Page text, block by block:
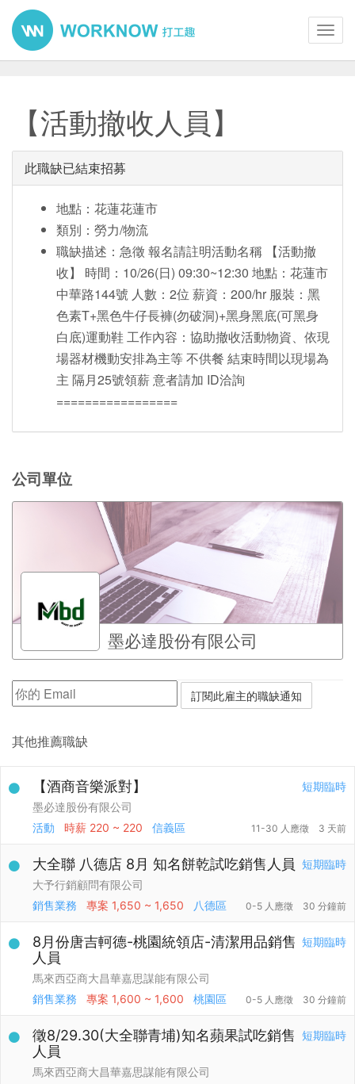
【活動撤收人員】
此職缺已結束招募
地點：花蓮花蓮市
類別：勞力/物流
職缺描述：急徵 報名請註明活動名稱 【活動撤
收】 時間：10/26(日) 09:30~12:30 地點：花蓮市
中華路144號 人數：2位 薪資：200/hr 服裝：黑
色素T+黑色牛仔長褲(勿破洞)+黑身黑底(可黑身
白底)運動鞋 工作內容：協助撤收活動物資、依現
場器材機動安排為主等 不供餐 結束時間以現場為
主 隔月25號領薪 意者請加 ID洽詢
=================
公司單位
墨必達股份有限公司
其他推薦職缺
短期臨時
【酒商音樂派對】
墨必達股份有限公司
活動
時薪 220 ~ 220 信義區 11-30 人應徵 3 天前
短期臨時
大全聯 八德店 8月 知名餅乾試吃銷售人員
大予行銷顧問有限公司
銷售業務
專案 1,650 ~ 1,650 八德區 0-5 人應徵 30 分鐘前
短期臨時
8月份唐吉軻德-桃園統領店-清潔用品銷售
人員
馬來西亞商大昌華嘉思謀能有限公司
銷售業務
專案 1,600 ~ 1,600 桃園區 0-5 人應徵 30 分鐘前
短期臨時
徵8/29.30(大全聯青埔)知名蘋果試吃銷售
人員
馬來西亞商大昌華嘉思謀能有限公司